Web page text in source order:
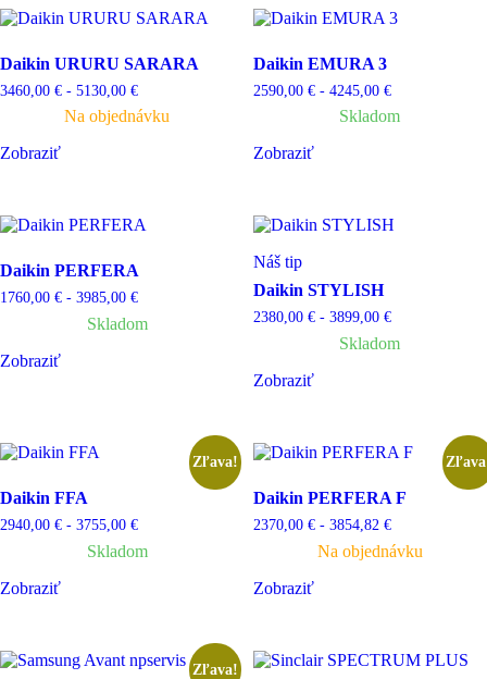
ceny:
najvyššej
najnižšiu
Daikin URURU SARARA
3460,00 € - 5130,00 €
Na objednávku
Zobraziť
Daikin EMURA 3
2590,00 €- 4245,00 €
Skladom
Zobraziť
Daikin PERFERA
1760,00 € - 3985,00 €
Skladom
Zobraziť
Náš tip
Daikin STYLISH
2380,00 €- 3899,00 €
Skladom
Zobraziť
Zľava!
Daikin FFA
2940,00 € - 3755,00 €
Skladom
Zobraziť
Daikin PERFERA F
2370,00 €- 3854,82 €
Na objednávku
Zobraziť
Zľava!